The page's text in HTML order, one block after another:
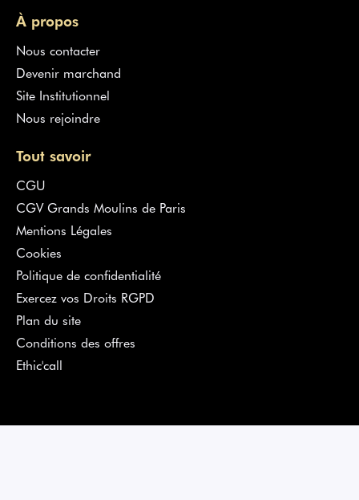
À propos
Nous contacter
Devenir marchand
Site Institutionnel
Nous rejoindre
Tout savoir
CGU
CGV Grands Moulins de Paris
Mentions Légales
Cookies
Politique de confidentialité
Exercez vos Droits RGPD
Plan du site
Conditions des offres
Ethic'call